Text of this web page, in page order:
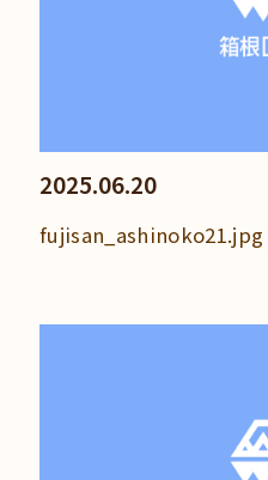
2025.06.20
fujisan_ashinoko21.jpg